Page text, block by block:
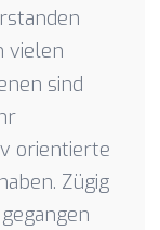
vielen
sind
orientierte
Zügig